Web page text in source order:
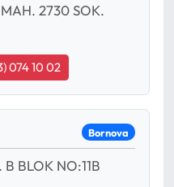
2730 SOK.
074 10 02
Bornova
BLOK NO:11B